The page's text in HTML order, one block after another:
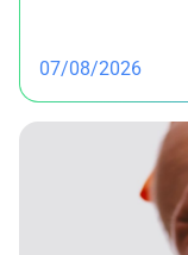
07/08/2026